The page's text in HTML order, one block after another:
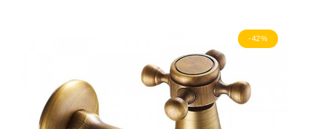
-42%